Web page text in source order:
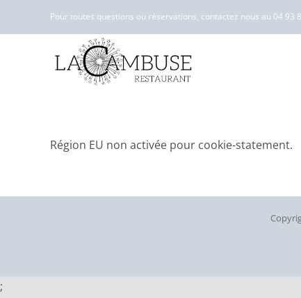
Pour toutes questions ou réservations, contactez nous au 04 93
Région EU non activée pour cookie-statement.
;